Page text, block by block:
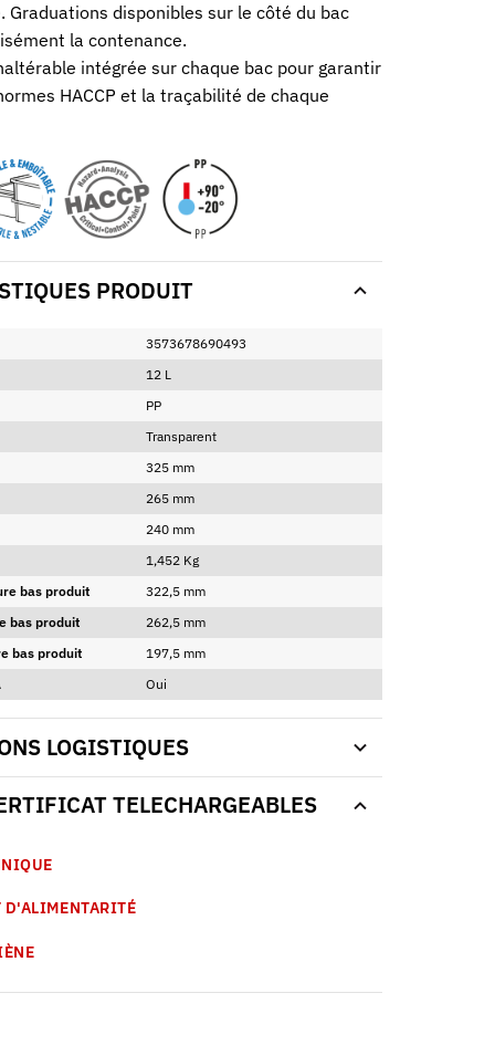
Graduations disponibles sur le côté du bac
la contenance.
intégrée sur chaque bac pour garantir
HACCP et la traçabilité de chaque
PRODUIT
3573678690493
12 L
PP
Transparent
325 mm
265 mm
240 mm
1,452 Kg
bas produit
322,5 mm
bas produit
262,5 mm
bas produit
197,5 mm
Oui
LOGISTIQUES
TELECHARGEABLES
D'ALIMENTARITÉ